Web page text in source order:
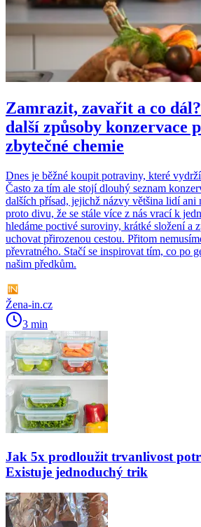
Zamrazit, zavařit a co
další způsoby konzervace
zbytečné chemie
Dnes je běžné koupit potraviny, které
Často za tím ale stojí dlouhý seznam
dalších přísad, jejichž názvy většina lidí
proto divu, že se stále více z nás vrací k
hledáme poctivé suroviny, krátké složení a
uchovat přirozenou cestou. Přitom
převratného. Stačí se inspirovat tím, co po
našim předkům.
Žena-in.cz
3 min
Jak 5x prodloužit trvanlivost
Existuje jednoduchý trik